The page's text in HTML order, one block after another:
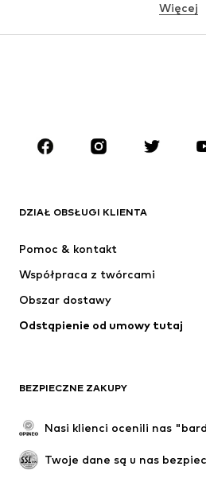
MARKI
Next
SUPERFIT
Więcej
DZIAŁ OBSŁUGI KLIENTA
Pomoc & kontakt
Współpraca z twórcami
Obszar dostawy
Odstąpienie od umowy tutaj
BEZPIECZNE ZAKUPY
Nasi klienci ocenili nas
Twoje dane są u nas